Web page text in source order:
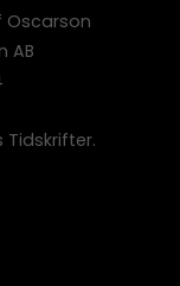
Oscarson
AB
Tidskrifter.